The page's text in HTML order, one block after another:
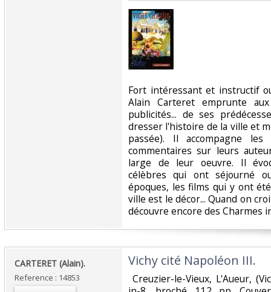
‎Fort intéressant et instructif
Alain Carteret emprunte
publicités... de ses
dresser l'histoire de la ville et
passée). Il accompagne
commentaires sur leurs
large de leur oeuvre. Il
célèbres qui ont séjourné
époques, les films qui y ont
ville est le décor... Quand on
découvre encore des Charmes
‎CARTERET (Alain).‎
Reference : 14853
‎Vichy cité Napoléon III. ‎
Creuzier-le-Vieux, L'Aueur,